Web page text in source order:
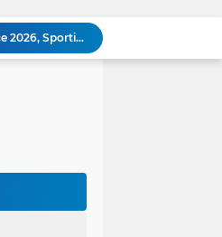
Bupati Fadhil Arief Hadiri Grand Final Batang Hari Cup Race 2026, Sportivitas dan UMKM Jadi Sorotan
Fadhil Arief Ajak Komunitas Motor Perkuat Persaudaraan dan Budaya Tertib Berlalu Lintas
Fadhil Arief Kukuhkan Pengurus APDESI Merah Putih Batang Hari, Iknak Nahkodai Periode 2026–2031